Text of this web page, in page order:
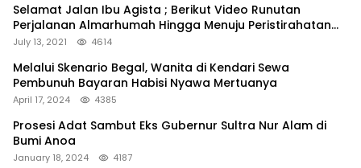
Selamat Jalan Ibu Agista ; Berikut Video Runutan
Perjalanan Almarhumah Hingga Menuju Peristirahatan
Terakhir
July 13, 2021 4614
Melalui Skenario Begal, Wanita di Kendari Sewa
Pembunuh Bayaran Habisi Nyawa Mertuanya
April 17, 2024 4385
Prosesi Adat Sambut Eks Gubernur Sultra Nur Alam di
Bumi Anoa
January 18, 2024 4187